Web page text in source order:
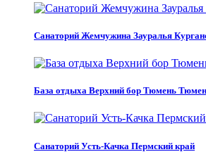
Санаторий Жемчужина Зауралья
База отдыха Верхний бор Тюмень
Санаторий Усть-Качка Пермский край